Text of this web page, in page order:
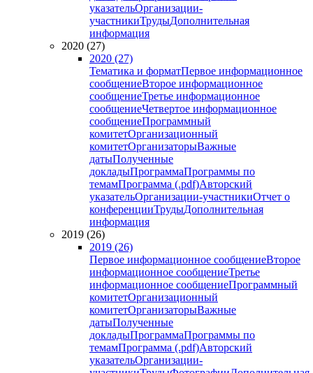
указательОрганизации-
участникиТрудыДополнительная
информация
2020 (27)
2020 (27)
Тематика и форматПервое информационное
сообщениеВторое информационное
сообщениеТретье информационное
сообщениеЧетвертое информационное
сообщениеПрограммный
комитетОрганизационный
комитетОрганизаторыВажные
датыПолученные
докладыПрограммаПрограммы по
темамПрограмма (.pdf)Авторский
указательОрганизации-участникиОтчет о
конференцииТрудыДополнительная
информация
2019 (26)
2019 (26)
Первое информационное сообщениеВторое
информационное сообщениеТретье
информационное сообщениеПрограммный
комитетОрганизационный
комитетОрганизаторыВажные
датыПолученные
докладыПрограммаПрограммы по
темамПрограмма (.pdf)Авторский
указательОрганизации-